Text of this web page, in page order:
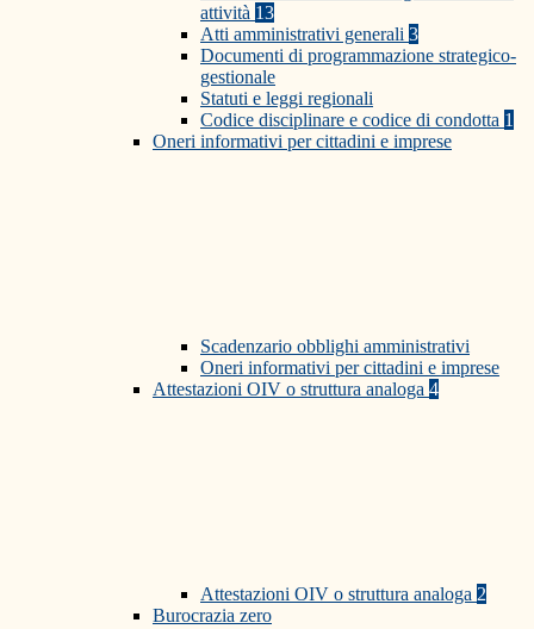
attività 13
Atti amministrativi generali 3
Documenti di programmazione strategico-
gestionale
Statuti e leggi regionali
Codice disciplinare e codice di condotta 1
Oneri informativi per cittadini e imprese
Scadenzario obblighi amministrativi
Oneri informativi per cittadini e imprese
Attestazioni OIV o struttura analoga 4
Attestazioni OIV o struttura analoga 2
Burocrazia zero